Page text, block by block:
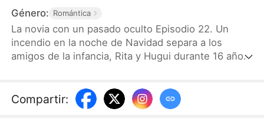
Género: Romántica
La novia con un pasado oculto Episodio 22. Un
incendio en la noche de Navidad separa a los
amigos de la infancia, Rita y Hugui durante 16 años.
negocio familiar, se ve obligada a casarse con
Hugui, quien ha cambiado su nombre a César. En el
Compartir: